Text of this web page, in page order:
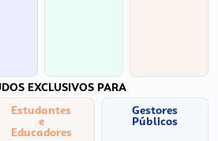
EXCLUSIVOS PARA
Estudantes
e
Educadores
Gestores
Públicos